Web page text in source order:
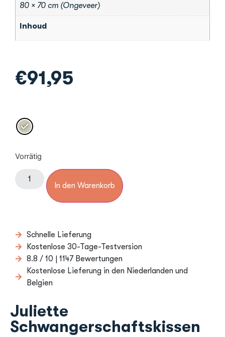
80 × 70 cm (Ongeveer)
Inhoud
€91,95
Vorrätig
In den Warenkorb
Schnelle Lieferung
Kostenlose 30-Tage-Testversion
8.8 / 10 | 1147 Bewertungen
Kostenlose Lieferung in den Niederlanden und
Belgien
Juliette
Schwangerschaftskissen